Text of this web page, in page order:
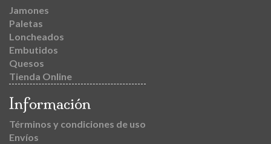
Jamones
Paletas
Loncheados
Embutidos
Quesos
Tienda Online
Información
Términos y condiciones de uso
Envíos